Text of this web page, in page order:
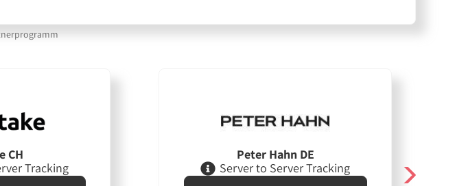
CH
Tracking
Peter Hahn DE
Server to Server Tracking